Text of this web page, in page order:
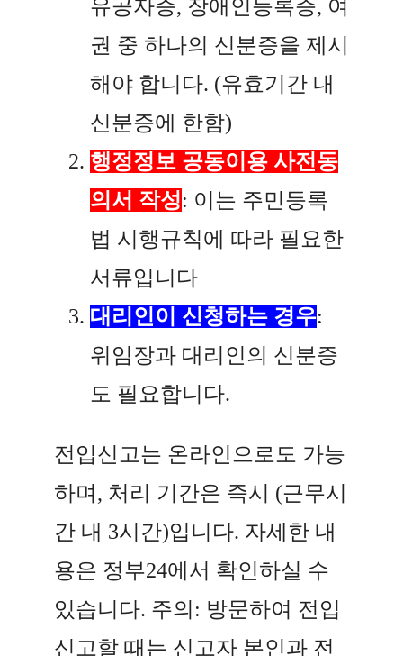
유공자증, 장애인등록증, 여
권 중 하나의 신분증을 제시
해야 합니다. (유효기간 내
신분증에 한함)
행정정보 공동이용 사전동
의서 작성: 이는 주민등록
법 시행규칙에 따라 필요한
서류입니다
대리인이 신청하는 경우:
위임장과 대리인의 신분증
도 필요합니다.
전입신고는 온라인으로도 가능
하며, 처리 기간은 즉시 (근무시
간 내 3시간)입니다. 자세한 내
용은 정부24에서 확인하실 수
있습니다. 주의: 방문하여 전입
신고할 때는 신고자 본인과 전